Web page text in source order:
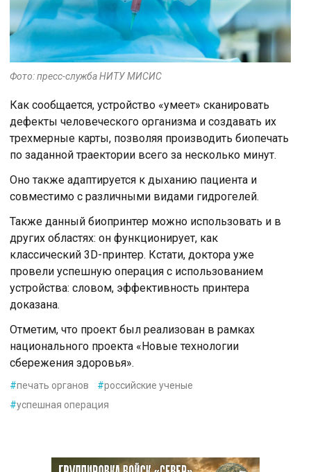
Фото: пресс-служба НИТУ МИСИС
Как сообщается, устройство «умеет» сканировать
дефекты человеческого организма и создавать их
трехмерные карты, позволяя производить биопечать
по заданной траектории всего за несколько минут.
Оно также адаптируется к дыханию пациента и
совместимо с различными видами гидрогелей.
Также данный биопринтер можно использовать и в
других областях: он функционирует, как
классический 3D-принтер. Кстати, доктора уже
провели успешную операция с использованием
устройства: словом, эффективность принтера
доказана.
Отметим, что проект был реализован в рамках
национального проекта «Новые технологии
сбережения здоровья».
#печать органов #российские ученые
#успешная операция